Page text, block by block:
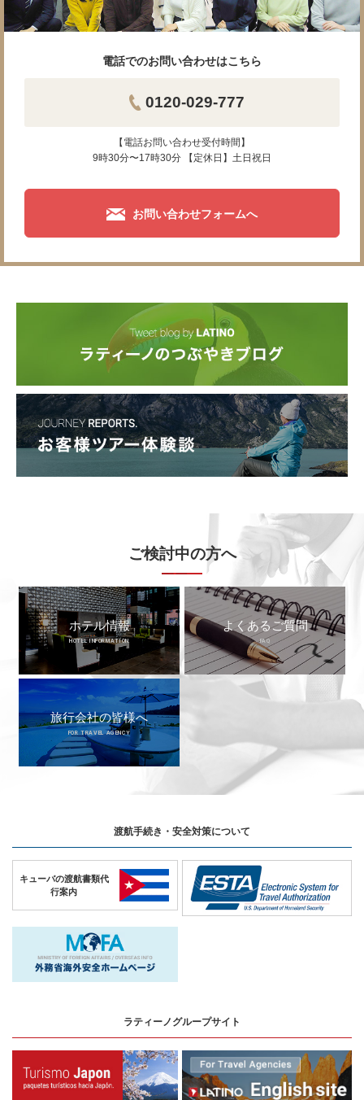
電話でのお問い合わせはこちら
0120-029-777
【電話お問い合わせ受付時間】
9時30分〜17時30分 【定休日】土日祝日
お問い合わせフォームへ
ご検討中の方へ
ホテル情報
HOTEL INFORMATION
よくあるご質問
FAQ
旅行会社の皆様へ
FOR TRAVEL AGENCY
ラティーノグループサイト
渡航手続き・安全対策について
キューバの渡航書類代
行案内